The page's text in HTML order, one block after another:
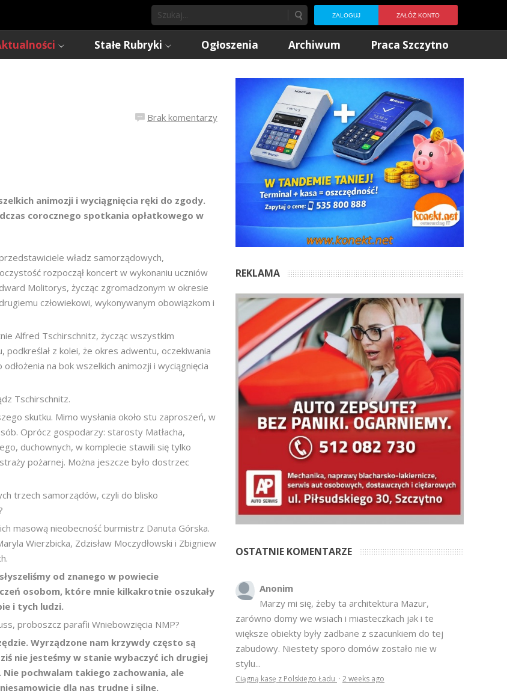
ZALOGUJ ZAŁÓŻ KONTO
Stałe Rubryki Ogłoszenia Archiwum Praca Szczytno
Brak komentarzy
animozji i wyciągnięcia ręki do zgody.
corocznego spotkania opłatkowego w
władz samorządowych,
rozpoczął koncert w wykonaniu uczniów
Molitorys, życząc zgromadzonym w okresie
człowiekowi, wykonywanym obowiązkom i
Alfred Tschirschnitz, życząc wszystkim
podkreślał z kolei, że okres adwentu, oczekiwania
na bok wszelkich animozji i wyciągnięcia
Tschirschnitz.
skutku. Mimo wysłania około stu zaproszeń, w
Oprócz gospodarzy: starosty Matłacha,
duchownych, w komplecie stawili się tylko
pożarnej. Można jeszcze było dostrzec
trzech samorządów, czyli do blisko
masową nieobecność burmistrz Danuta Górska.
Wierzbicka, Zdzisław Moczydłowski i Zbigniew
od znanego w powiecie
osobom, które mnie kilkakrotnie oszukały
i tych ludzi.
proboszcz parafii Wniebowzięcia NMP?
Wyrządzone nam krzywdy często są
nie jesteśmy w stanie wybaczyć ich drugiej
pochwalam takiego zachowania, ale
dla nas trudne i silne.
REKLAMA
OSTATNIE KOMENTARZE
Anonim
Marzy mi się, żeby ta architektura Mazur,
zarówno domy we wsiach i miasteczkach jak i te
większe obiekty były zadbane z szacunkiem do tej
zabudowy. Niestety sporo domów zostało nie w
stylu...
Ciągną kasę z Polskiego Ładu · 2 weeks ago